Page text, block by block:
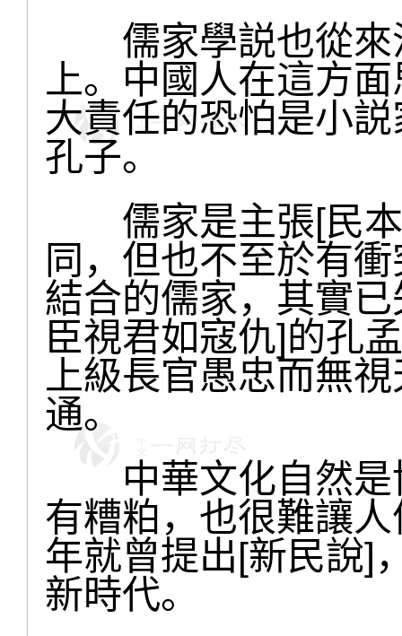
儒家學説也從來
上。中國人在這方
大責任的恐怕是小
孔子。
儒家是主張[民本]
同，但也不至於有
結合的儒家，其實
臣視君如寇仇]的孔
上級長官愚忠而無
通。
中華文化自然是
有糟粕，也很難讓
年就曾提出[新民說]
新時代。